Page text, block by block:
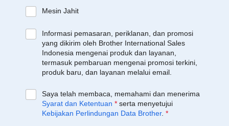
Mesin Jahit
Informasi pemasaran, periklanan, dan promosi
yang dikirim oleh Brother International Sales
Indonesia mengenai produk dan layanan,
termasuk pembaruan mengenai promosi terkini,
produk baru, dan layanan melalui email.
Saya telah membaca, memahami dan menerima
Syarat dan Ketentuan * serta menyetujui
Kebijakan Perlindungan Data Brother. *